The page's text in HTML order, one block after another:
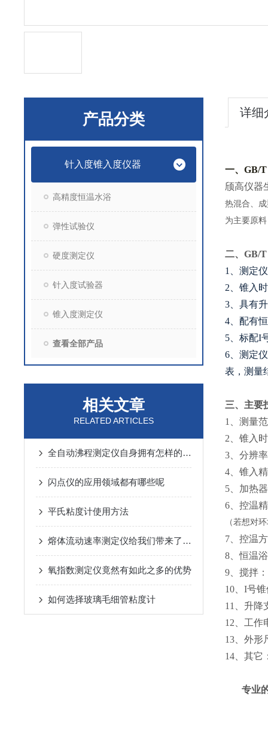
产品分类
针入度锥入度仪器
高精度恒温水浴
弹性试验仪
硬度测定仪
针入度试验器
锥入度测定仪
查看全部产品
相关文章
RELATED ARTICLES
全自动沸程测定仪自身拥有怎样的优势呢？
闪点仪的应用领域都有哪些呢
平氏粘度计使用方法
熔体流动速率测定仪给我们带来了怎样的特点
氧指数测定仪竟然有如此之多的优势
如何选择玻璃毛细管粘度计
详细
一、 GB/
颀高仪器
热混合、
为主要原
二、 GB/
1、测定
2、锥入
3、具有
4、配有
5、标配I
6、测定
表，测量
三、 主要
1、测量
2、锥入
3、分辨
4、锥入
5、加热
6、控温
（若想对
7、控温
8、恒温
9、搅拌
10、I号
11、升降
12、工作
13、外形
14、其它
专业的